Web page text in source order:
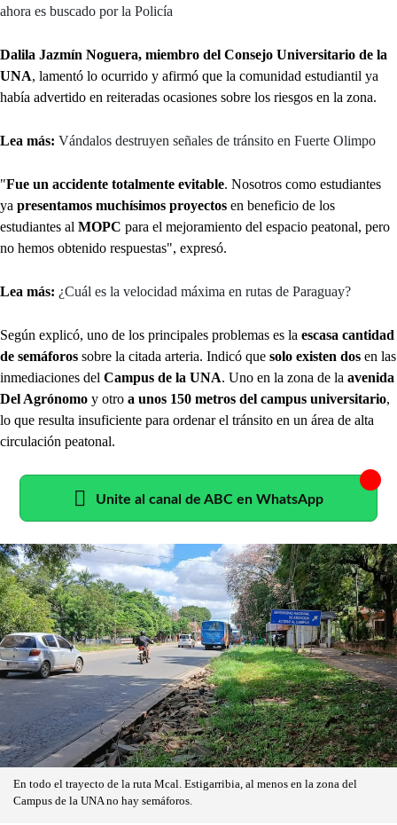
ahora es buscado por la Policía
Dalila Jazmín Noguera, miembro del Consejo Universitario de la
UNA, lamentó lo ocurrido y afirmó que la comunidad estudiantil ya
había advertido en reiteradas ocasiones sobre los riesgos en la zona.
Lea más: Vándalos destruyen señales de tránsito en Fuerte Olimpo
"Fue un accidente totalmente evitable. Nosotros como estudiantes
ya presentamos muchísimos proyectos en beneficio de los
estudiantes al MOPC para el mejoramiento del espacio peatonal, pero
no hemos obtenido respuestas", expresó.
Lea más: ¿Cuál es la velocidad máxima en rutas de Paraguay?
Según explicó, uno de los principales problemas es la escasa cantidad
de semáforos sobre la citada arteria. Indicó que solo existen dos en las
inmediaciones del Campus de la UNA. Uno en la zona de la avenida
Del Agrónomo y otro a unos 150 metros del campus universitario,
lo que resulta insuficiente para ordenar el tránsito en un área de alta
circulación peatonal.
Unite al canal de ABC en WhatsApp
En todo el trayecto de la ruta Mcal. Estigarribia, al menos en la zona del
Campus de la UNA no hay semáforos.